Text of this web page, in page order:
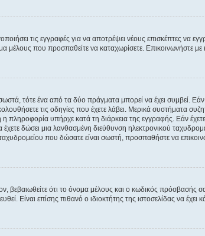
τις εγγραφές για να αποτρέψει νέους επισκέπτες να
μέλους που προσπαθείτε να καταχωρίσετε. Επικοινωνήστε
τότε ένα από τα δύο πράγματα μπορεί να έχει συμβεί. Εάν
τις οδηγίες που έχετε λάβει. Μερικά συστήματα
πληροφορία υπήρχε κατά τη διάρκεια της εγγραφής. Εάν
δώσει μια λανθασμένη διεύθυνση ηλεκτρονικού
που δώσατε είναι σωστή, προσπαθήστε να
ότι το όνομα μέλους και ο κωδικός πρόσβασής
Είναι επίσης πιθανό ο ιδιοκτήτης της ιστοσελίδας να έχει